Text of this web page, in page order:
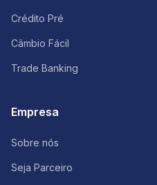
Crédito Pré
Câmbio Fácil
Trade Banking
Empresa
Sobre nós
Seja Parceiro